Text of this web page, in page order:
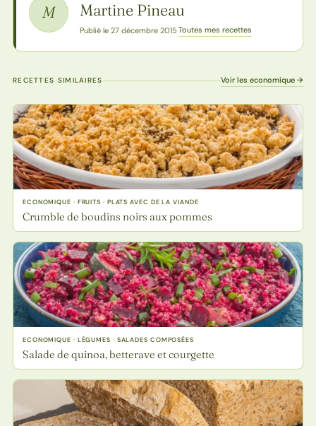
M Martine Pineau
Publié le 27 décembre 2015·Toutes mes recettes
RECETTES SIMILAIRES Voir les economique →
ECONOMIQUE · FRUITS · PLATS AVEC DE LA VIANDE
Crumble de boudins noirs aux pommes
ECONOMIQUE · LÉGUMES · SALADES COMPOSÉES
Salade de quinoa, betterave et courgette